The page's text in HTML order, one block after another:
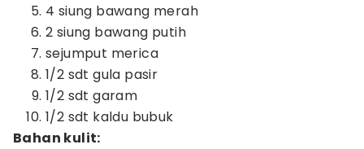
4 siung bawang merah
2 siung bawang putih
sejumput merica
1/2 sdt gula pasir
1/2 sdt garam
1/2 sdt kaldu bubuk
Bahan kulit: